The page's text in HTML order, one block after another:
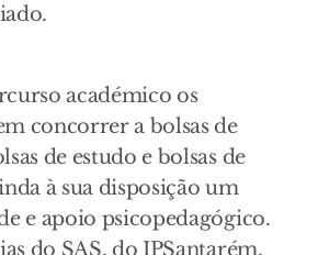
académico os
concorrer a bolsas de
de estudo e bolsas de
à sua disposição um
e apoio psicopedagógico.
do SAS, do IPSantarém,